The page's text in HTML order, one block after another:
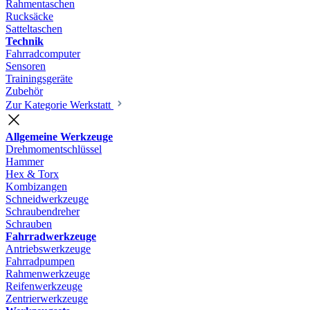
Rahmentaschen
Rucksäcke
Satteltaschen
Technik
Fahrradcomputer
Sensoren
Trainingsgeräte
Zubehör
Zur Kategorie Werkstatt
Allgemeine Werkzeuge
Drehmomentschlüssel
Hammer
Hex & Torx
Kombizangen
Schneidwerkzeuge
Schraubendreher
Schrauben
Fahrradwerkzeuge
Antriebswerkzeuge
Fahrradpumpen
Rahmenwerkzeuge
Reifenwerkzeuge
Zentrierwerkzeuge